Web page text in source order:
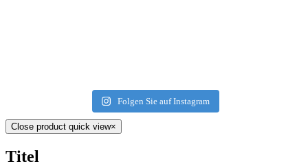
Folgen Sie auf Instagram
Close product quick view×
Titel